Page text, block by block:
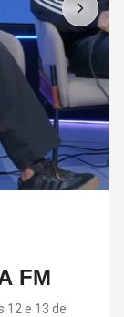
EM
KIEDIS
em 2022